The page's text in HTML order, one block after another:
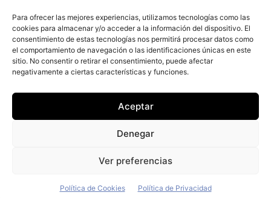
Para ofrecer las mejores experiencias, utilizamos tecnologías como las
cookies para almacenar y/o acceder a la información del dispositivo. El
consentimiento de estas tecnologías nos permitirá procesar datos como
el comportamiento de navegación o las identificaciones únicas en este
sitio. No consentir o retirar el consentimiento, puede afectar
negativamente a ciertas características y funciones.
Aceptar
Denegar
Ver preferencias
Política de Cookies Política de Privacidad
+ Contenido en redes sociales
automóviles - C/ Fernández de la Hoz 70, 1ºB - 28003 - Madrid
fleetpeople@fleetpeople.es